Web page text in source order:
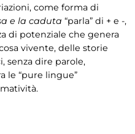
come forma di
e la caduta “parla” di + e -,
di potenziale che genera
vivente, delle storie
senza dire parole,
le “pure lingue”